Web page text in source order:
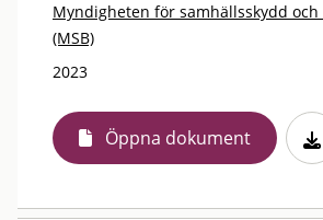
Myndigheten för samhällsskydd och
(MSB)
2023
Öppna dokument